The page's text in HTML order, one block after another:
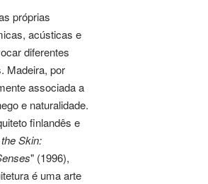
próprias
acústicas e
diferentes
Madeira, por
associada a
e naturalidade.
finlandês e
Skin:
" (1996),
é uma arte